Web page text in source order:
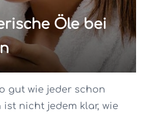
Öle bei
gut wie jeder schon
nicht jedem klar, wie